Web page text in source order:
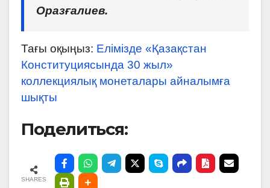
Оразғалиев.
Тағы оқыңыз: Елімізде «Қазақстан
Конституциясында 30 жыл»
коллекциялық монеталары айналымға
шықты
Поделиться:
SHARES